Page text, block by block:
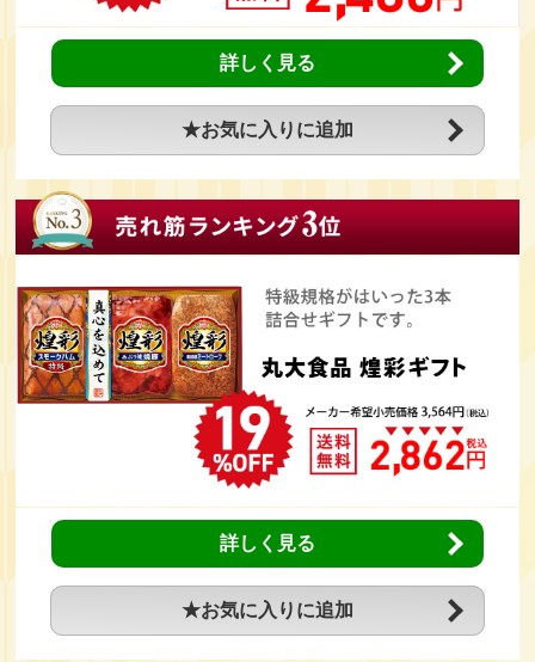
詳しく見る
★お気に入りに追加
詳しく見る
★お気に入りに追加